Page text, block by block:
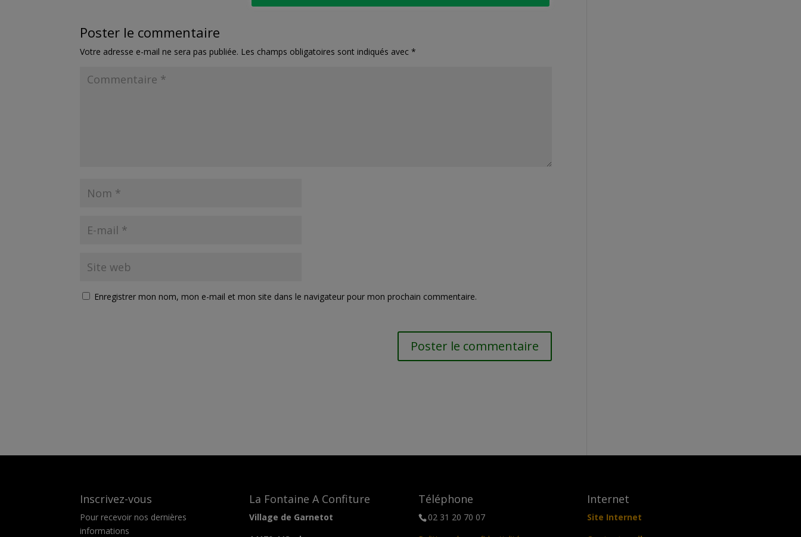
k
r
Poster le commentaire
Votre adresse e-mail ne sera pas publiée. Les champs obligatoires sont indiqués avec*
Enregistrer mon nom, mon e-mail et mon site dans le navigateur pour mon prochain commentaire.
Inscrivez-vous
Pour recevoir nos dernières
informations
La Fontaine A Confiture
Village de Garnetot
Téléphone
02 31 20 70 07
Internet
Site Internet